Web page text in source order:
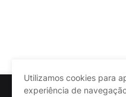
Utilizamos cookies para
experiência de